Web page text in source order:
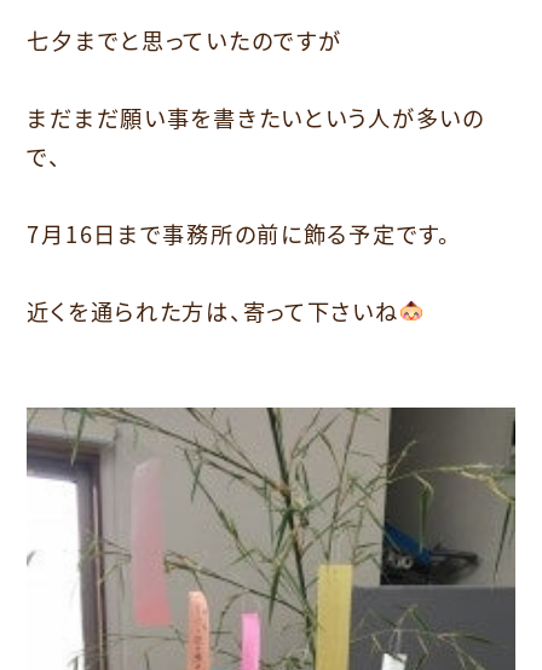
七夕までと思っていたのですが
まだまだ願い事を書きたいという人が多いの
で、
7月16日まで事務所の前に飾る予定です。
近くを通られた方は、寄って下さいね